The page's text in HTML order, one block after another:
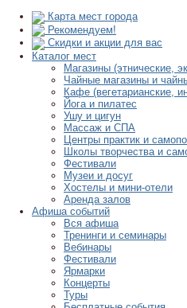
Карта мест города
Рекомендуем!
Скидки и акции для вас
Каталог мест
Магазины (этнические,
Чайные магазины и
Кафе (вегетарианские,
Йога и пилатес
Ушу и цигун
Массаж и СПА
Центры практик и
Школы творчества и
Фестивали
Музеи и досуг
Хостелы и мини-отели
Аренда залов
Афиша событий
Вся афиша
Тренинги и семинары
Вебинары
Фестивали
Ярмарки
Концерты
Туры